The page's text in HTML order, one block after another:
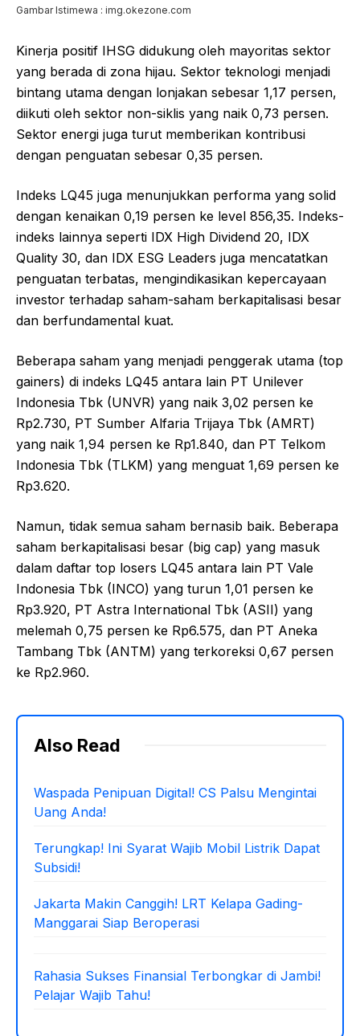
Gambar Istimewa : img.okezone.com
Kinerja positif IHSG didukung oleh mayoritas sektor
yang berada di zona hijau. Sektor teknologi menjadi
bintang utama dengan lonjakan sebesar 1,17 persen,
diikuti oleh sektor non-siklis yang naik 0,73 persen.
Sektor energi juga turut memberikan kontribusi
dengan penguatan sebesar 0,35 persen.
Indeks LQ45 juga menunjukkan performa yang solid
dengan kenaikan 0,19 persen ke level 856,35. Indeks-
indeks lainnya seperti IDX High Dividend 20, IDX
Quality 30, dan IDX ESG Leaders juga mencatatkan
penguatan terbatas, mengindikasikan kepercayaan
investor terhadap saham-saham berkapitalisasi besar
dan berfundamental kuat.
Beberapa saham yang menjadi penggerak utama (top
gainers) di indeks LQ45 antara lain PT Unilever
Indonesia Tbk (UNVR) yang naik 3,02 persen ke
Rp2.730, PT Sumber Alfaria Trijaya Tbk (AMRT)
yang naik 1,94 persen ke Rp1.840, dan PT Telkom
Indonesia Tbk (TLKM) yang menguat 1,69 persen ke
Rp3.620.
Namun, tidak semua saham bernasib baik. Beberapa
saham berkapitalisasi besar (big cap) yang masuk
dalam daftar top losers LQ45 antara lain PT Vale
Indonesia Tbk (INCO) yang turun 1,01 persen ke
Rp3.920, PT Astra International Tbk (ASII) yang
melemah 0,75 persen ke Rp6.575, dan PT Aneka
Tambang Tbk (ANTM) yang terkoreksi 0,67 persen
ke Rp2.960.
Also Read
Waspada Penipuan Digital! CS Palsu Mengintai
Uang Anda!
Terungkap! Ini Syarat Wajib Mobil Listrik Dapat
Subsidi!
Jakarta Makin Canggih! LRT Kelapa Gading-
Manggarai Siap Beroperasi
Rahasia Sukses Finansial Terbongkar di Jambi!
Pelajar Wajib Tahu!